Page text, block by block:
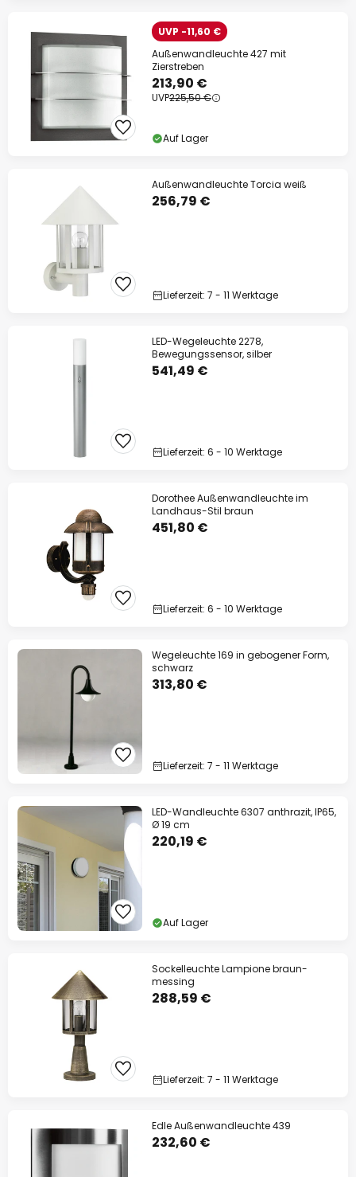
UVP -11,60 €
Außenwandleuchte 427 mit
Zierstreben
213,90 €
UVP225,50 €
Auf Lager
Außenwandleuchte Torcia weiß
256,79 €
Lieferzeit: 7 - 11 Werktage
LED-Wegeleuchte 2278,
Bewegungssensor, silber
541,49 €
Lieferzeit: 6 - 10 Werktage
Dorothee Außenwandleuchte im
Landhaus-Stil braun
451,80 €
Lieferzeit: 6 - 10 Werktage
Wegeleuchte 169 in gebogener Form,
schwarz
313,80 €
Lieferzeit: 7 - 11 Werktage
LED-Wandleuchte 6307 anthrazit, IP65,
Ø 19 cm
220,19 €
Auf Lager
Sockelleuchte Lampione braun-
messing
288,59 €
Lieferzeit: 7 - 11 Werktage
Edle Außenwandleuchte 439
232,60 €